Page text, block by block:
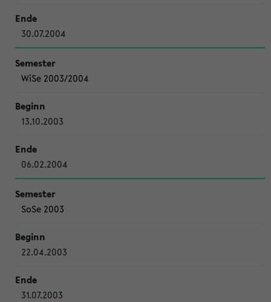
30.07.2004
WiSe 2003/2004
13.10.2003
06.02.2004
SoSe 2003
22.04.2003
31.07.2003